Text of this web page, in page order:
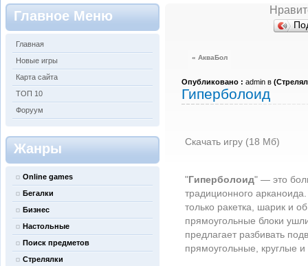
Главное Меню
Главная
Новые игры
Карта сайта
ТОП 10
Форуум
Жанры
Online games
Бегалки
Бизнес
Настольные
Поиск предметов
Стрелялки
« АкваБол
Опубликовано : admin в (
Гиперболоид
Скачать игру (18 Мб)
"Гиперболоид" — это
традиционного
только ракетка, шарик и
прямоугольные блоки
предлагает разбивать
прямоугольные, круглые и